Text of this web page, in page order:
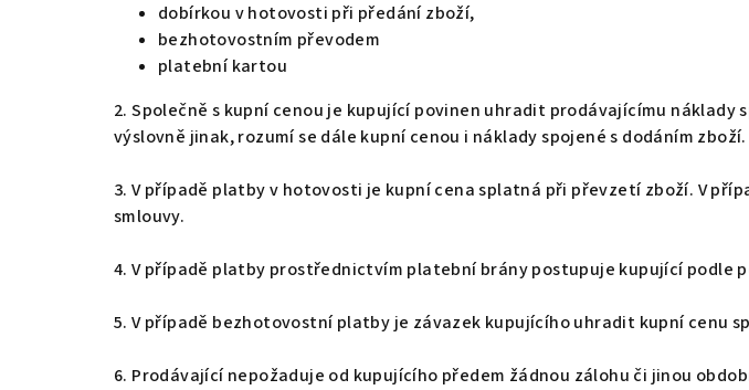
dobírkou v hotovosti při předání zboží,
bezhotovostním převodem
platební kartou
2. Společně s kupní cenou je kupující povinen uhradit prodávajícímu
výslovně jinak, rozumí se dále kupní cenou i náklady spojené s dodáním zboží.
3. V případě platby v hotovosti je kupní cena splatná při převzetí zboží. V
smlouvy.
4. V případě platby prostřednictvím platební brány postupuje kupující
5. V případě bezhotovostní platby je závazek kupujícího uhradit kupní cenu
6. Prodávající nepožaduje od kupujícího předem žádnou zálohu či jinou